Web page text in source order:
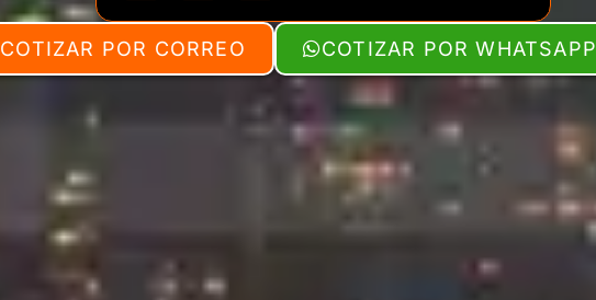
COTIZAR POR CORREO COTIZAR POR WHATSAPP